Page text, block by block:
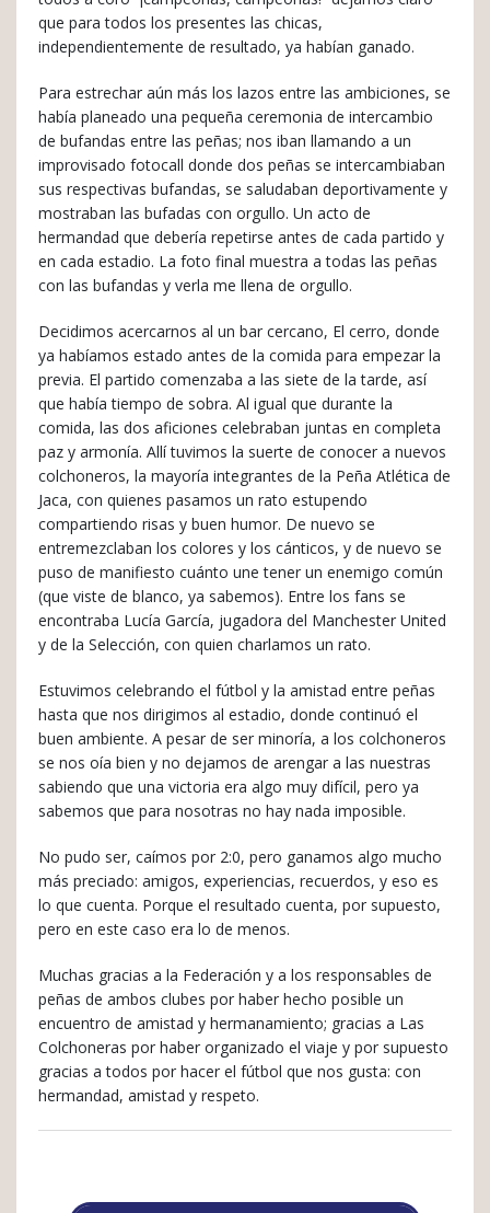
que para todos los presentes las chicas,
independientemente de resultado, ya habían ganado.
Para estrechar aún más los lazos entre las ambiciones, se
había planeado una pequeña ceremonia de intercambio
de bufandas entre las peñas; nos iban llamando a un
improvisado fotocall donde dos peñas se intercambiaban
sus respectivas bufandas, se saludaban deportivamente y
mostraban las bufadas con orgullo. Un acto de
hermandad que debería repetirse antes de cada partido y
en cada estadio. La foto final muestra a todas las peñas
con las bufandas y verla me llena de orgullo.
Decidimos acercarnos al un bar cercano, El cerro, donde
ya habíamos estado antes de la comida para empezar la
previa. El partido comenzaba a las siete de la tarde, así
que había tiempo de sobra. Al igual que durante la
comida, las dos aficiones celebraban juntas en completa
paz y armonía. Allí tuvimos la suerte de conocer a nuevos
colchoneros, la mayoría integrantes de la Peña Atlética de
Jaca, con quienes pasamos un rato estupendo
compartiendo risas y buen humor. De nuevo se
entremezclaban los colores y los cánticos, y de nuevo se
puso de manifiesto cuánto une tener un enemigo común
(que viste de blanco, ya sabemos). Entre los fans se
encontraba Lucía García, jugadora del Manchester United
y de la Selección, con quien charlamos un rato.
Estuvimos celebrando el fútbol y la amistad entre peñas
hasta que nos dirigimos al estadio, donde continuó el
buen ambiente. A pesar de ser minoría, a los colchoneros
se nos oía bien y no dejamos de arengar a las nuestras
sabiendo que una victoria era algo muy difícil, pero ya
sabemos que para nosotras no hay nada imposible.
No pudo ser, caímos por 2:0, pero ganamos algo mucho
más preciado: amigos, experiencias, recuerdos, y eso es
lo que cuenta. Porque el resultado cuenta, por supuesto,
pero en este caso era lo de menos.
Muchas gracias a la Federación y a los responsables de
peñas de ambos clubes por haber hecho posible un
encuentro de amistad y hermanamiento; gracias a Las
Colchoneras por haber organizado el viaje y por supuesto
gracias a todos por hacer el fútbol que nos gusta: con
hermandad, amistad y respeto.